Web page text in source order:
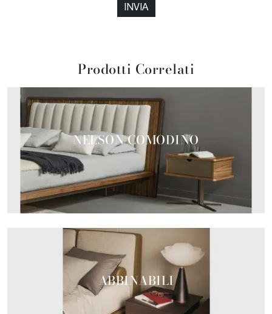
Prodotti Correlati
NELSON COMODINO
ABBINABILI
INVIA